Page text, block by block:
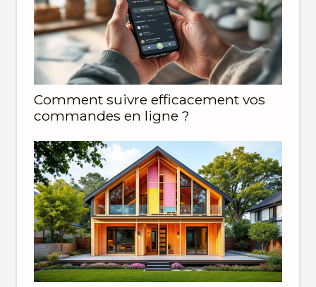
Comment suivre efficacement vos
commandes en ligne ?